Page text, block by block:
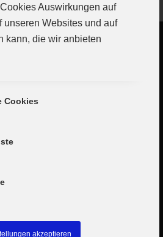
Auswirkungen auf
unseren Websites und auf
kann, die wir anbieten
Cookies
akzeptieren